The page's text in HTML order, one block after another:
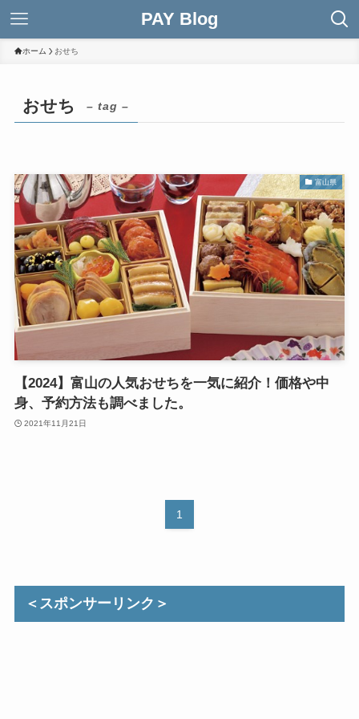
PAY Blog
ホーム おせち
おせち – tag –
富山県
【2024】富山の人気おせちを一気に紹介！価格や中
身、予約方法も調べました。
2021年11月21日
1
＜スポンサーリンク＞